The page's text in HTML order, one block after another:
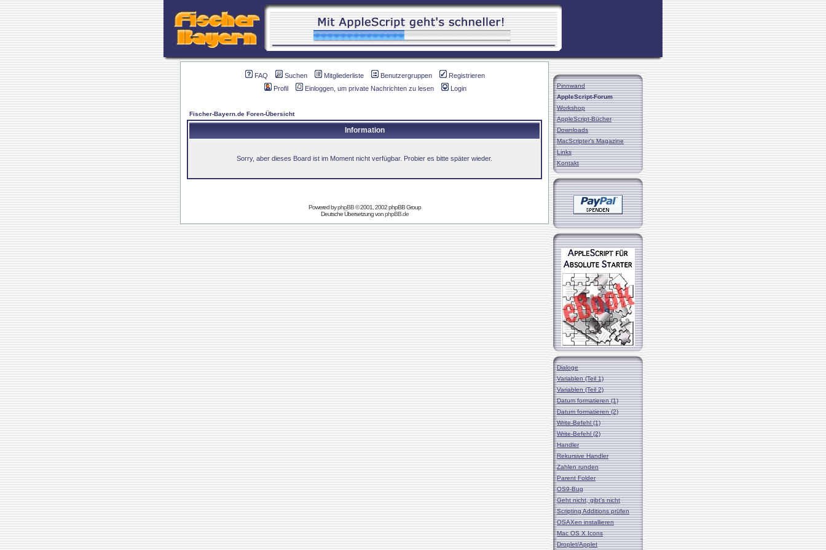
FAQ Suchen Mitgliederliste Benutzergruppen
Registrieren
Profil
Einloggen, um private Nachrichten zu lesen Login
Fischer-Bayern.de Foren-Übersicht
Information
Sorry, aber dieses Board ist im Moment nicht verfügbar. Probier es bitte später wieder.
Powered byphpBB© 2001, 2002 phpBB Group
Deutsche Übersetzung vonphpBB.de
Pinnwand
AppleScript-Forum
Workshop
AppleScript-Bücher
Downloads
MacScripter's Magazine
Links
Kontakt
Dialoge
Variablen (Teil 1)
Variablen (Teil 2)
Datum formatieren (1)
Datum formatieren (2)
Write-Befehl (1)
Write-Befehl (2)
Handler
Rekursive Handler
Zahlen runden
Parent Folder
OS9-Bug
Geht nicht, gibt's nicht
Scripting Additions prüfen
OSAXen installieren
Mac OS X Icons
Droplet/Applet